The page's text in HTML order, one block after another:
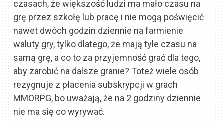
czasach, że większość ludzi ma mało czasu na
grę przez szkołę lub pracę i nie mogą poświęcić
nawet dwóch godzin dziennie na farmienie
waluty gry, tylko dlatego, że mają tyle czasu na
samą grę, a co to za przyjemność grać dla tego,
aby zarobić na dalsze granie? Toteż wiele osób
rezygnuje z płacenia subskrypcji w grach
MMORPG, bo uważają, że na 2 godziny dziennie
nie ma się co wyrywać.